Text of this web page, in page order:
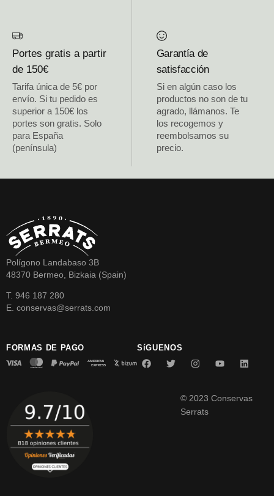
Portes gratis a partir
de 150€
Tarifa única de 5€ por
envío. Si tu pedido es
superior a 150€ los
portes son gratis. Solo
para España
(península)
Garantía de
satisfacción
Si en algún caso los
productos no son de tu
agrado, llámanos. Te
los recogemos y
reembolsamos su
precio.
Polígono Landabaso 3B
48370 Bermeo, Bizkaia (Spain)
T. 946 187 280
E. conservas@serrats.com
FORMAS DE PAGO SíGUENOS
© 2023 Conservas
Serrats